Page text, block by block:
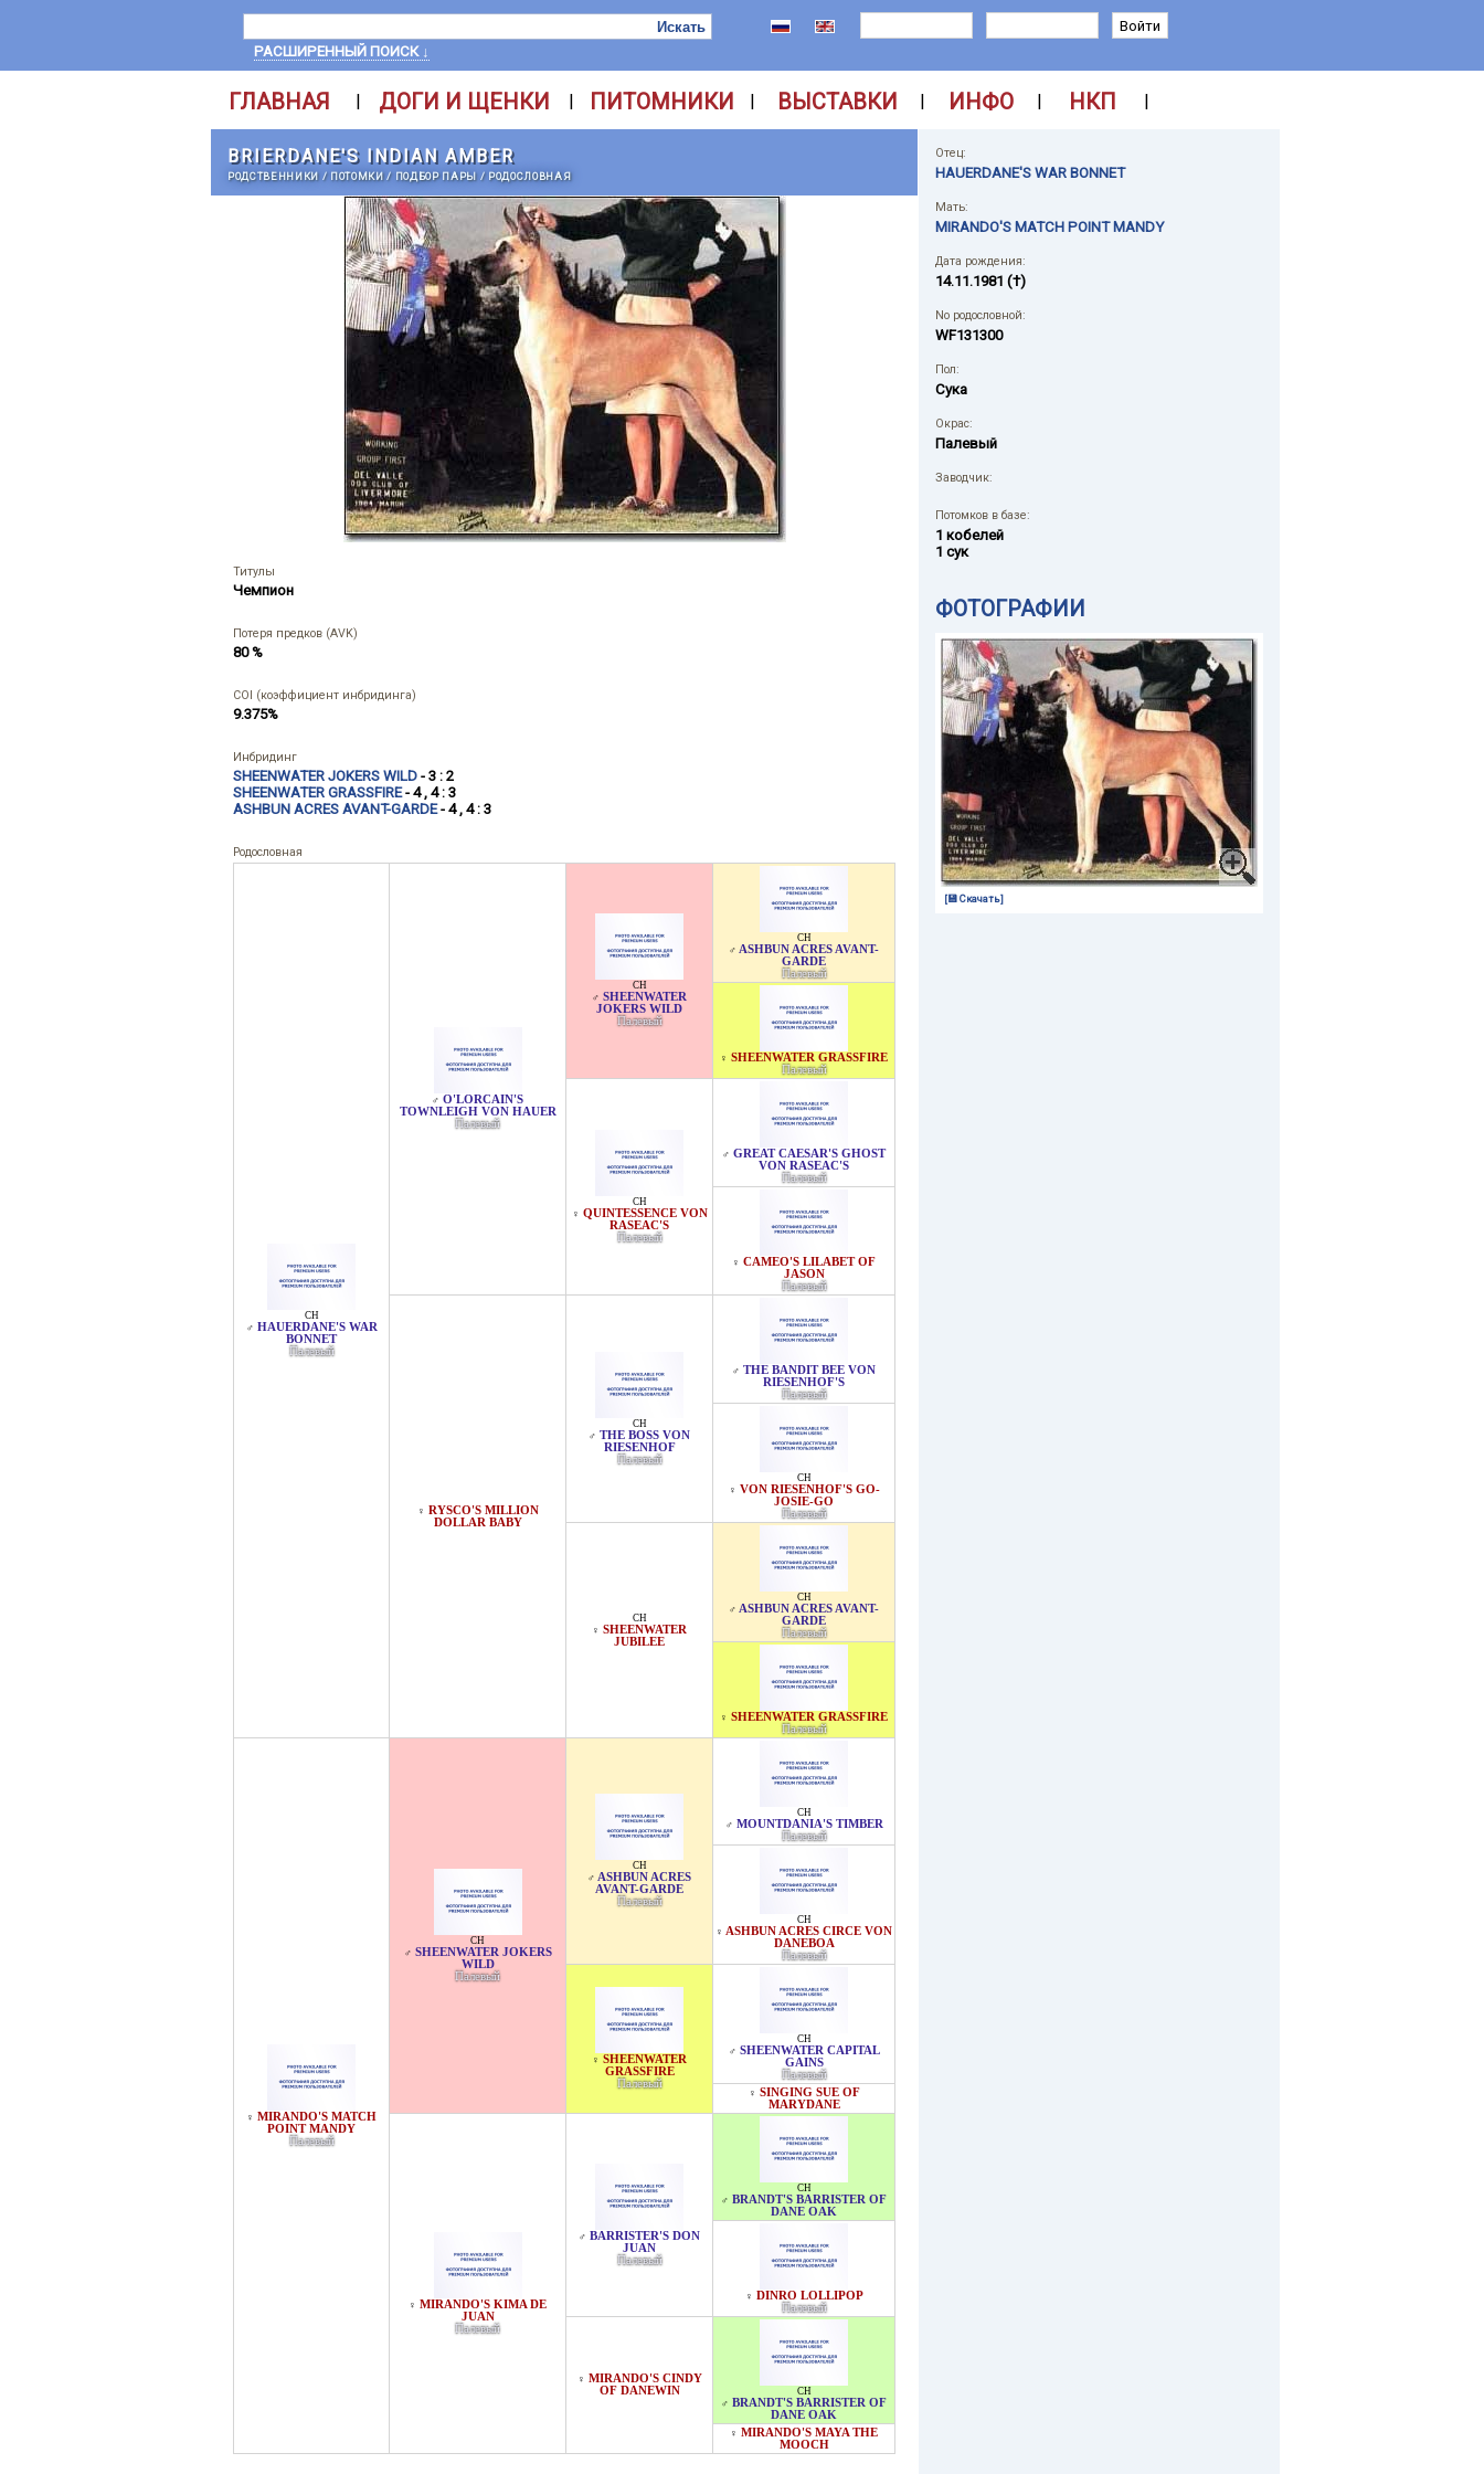
РАСШИРЕННЫЙ ПОИСК ↓
ГЛАВНАЯ | ДОГИ И ЩЕНКИ | ПИТОМНИКИ | ВЫСТАВКИ | ИНФО | НКП |
BRIERDANE'S INDIAN AMBER
РОДСТВЕННИКИ / ПОТОМКИ/ ПОДБОР ПАРЫ / РОДОСЛОВНАЯ
Титулы
Чемпион
Потеря предков (AVK)
80 %
COI (коэффициент инбридинга)
9.375%
Инбридинг
SHEENWATER JOKERS WILD - 3 : 2
SHEENWATER GRASSFIRE- 4 , 4 : 3
ASHBUN ACRES AVANT-GARDE- 4 , 4 : 3
Родословная
CH
♂ HAUERDANE'S WAR
BONNET
Палевый
♂ O'LORCAIN'S
TOWNLEIGH VON HAUER
Палевый
CH
♂ SHEENWATER
JOKERS WILD
Палевый
CH
♂ ASHBUN ACRES AVANT-
GARDE
Палевый
♀ SHEENWATER GRASSFIRE
Палевый
CH
♀ QUINTESSENCE VON
RASEAC'S
Палевый
♂ GREAT CAESAR'S GHOST
VON RASEAC'S
Палевый
♀ CAMEO'S LILABET OF
JASON
Палевый
♀ RYSCO'S MILLION
DOLLAR BABY
CH
♂ THE BOSS VON
RIESENHOF
Палевый
♂ THE BANDIT BEE VON
RIESENHOF'S
Палевый
CH
♀ VON RIESENHOF'S GO-
JOSIE-GO
Палевый
CH
♀ SHEENWATER
JUBILEE
CH
♂ ASHBUN ACRES AVANT-
GARDE
Палевый
♀ SHEENWATER GRASSFIRE
Палевый
♀ MIRANDO'S MATCH
POINT MANDY
Палевый
CH
♂ SHEENWATER JOKERS
WILD
Палевый
CH
♂ ASHBUN ACRES
AVANT-GARDE
Палевый
CH
♂ MOUNTDANIA'S TIMBER
Палевый
CH
♀ ASHBUN ACRES CIRCE VON
DANEBOA
Палевый
♀ SHEENWATER
GRASSFIRE
Палевый
CH
♂ SHEENWATER CAPITAL
GAINS
Палевый
♀ SINGING SUE OF
MARYDANE
♀ MIRANDO'S KIMA DE
JUAN
Палевый
♂ BARRISTER'S DON
JUAN
Палевый
CH
♂ BRANDT'S BARRISTER OF
DANE OAK
♀ DINRO LOLLIPOP
Палевый
♀ MIRANDO'S CINDY
OF DANEWIN
CH
♂ BRANDT'S BARRISTER OF
DANE OAK
♀ MIRANDO'S MAYA THE
MOOCH
Отец:
HAUERDANE'S WAR BONNET
Мать:
MIRANDO'S MATCH POINT MANDY
Дата рождения:
14.11.1981 (†)
No родословной:
WF131300
Пол:
Сука
Окрас:
Палевый
Заводчик:
Потомков в базе:
1 кобелей
1 сук
ФОТОГРАФИИ
[💾 Скачать]